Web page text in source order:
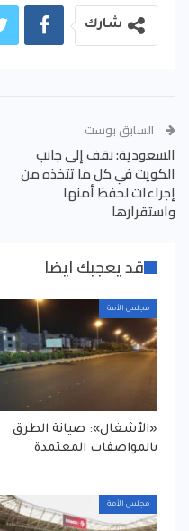
شارك
السابق بوست
السعودية: نقف إلى جانب
الكويت في كل ما تتخذه من
إجراءات لحفظ أمنها
واستقرارها
قد يعجبك ايضا
مجلس الأمة
«الأشغال»: صيانة الطرق
بالمواصفات المعتمدة
مجلس الأمة